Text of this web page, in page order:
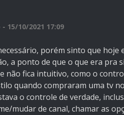
15/10/2021 17:09
porém sinto que hoje
a ponto de que o que era pra
não fica intuitivo, como o
quando compraram uma tv
o controle de verdade,
mudar de canal, chamar as